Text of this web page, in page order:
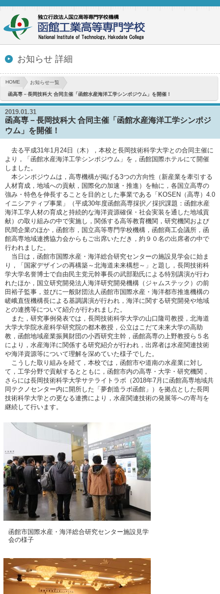
お知らせ 詳細
HOME お知らせ一覧
函高専－長岡技科大 合同主催「函館水産海洋工学シンポジウム」を開催！
2019.01.31
函高専－長岡技科大 合同主催「函館水産海洋工学シンポジ
ウム」を開催！
去る平成31年1月24日（木），本校と長岡技術科学大学との合同主催に
より，「函館水産海洋工学シンポジウム」を，函館国際ホテルにて開催
しました。
本シンポジウムは，高専機構が掲げる3つの方向性（新産業を牽引する
人材育成，地域への貢献，国際化の加速・推進）を軸に，各国立高専の
強み・特色を伸長することを目的とした事業である「KOSEN（高専）4.0
イニシアティブ事業」（平成30年度函館高専採択／採択課題：函館水産
海洋工学人材の育成と持続的な海洋資源確保・社会実装を通した地域貢
献）の取り組みの中で実施し，関係する高等教育機関，研究機関および
民間企業のほか，函館市，国立高等専門学校機構，函館商工会議所，函
館高専地域連携協力会からもご出席いただき，約９０名の出席者の中で
行われました。
当日は，函館市国際水産・海洋総合研究センターの施設見学会に始ま
り，「国家デザインの再構築～北海道未来構想～」と題し，長岡技術科
学大学名誉博士で自由民主党元幹事長の武部勤氏による特別講演が行わ
れたほか，国立研究開発法人海洋研究開発機構（ジャムステック）の前
田裕子監事，並びに一般財団法人函館市国際水産・海洋都市推進機構の
嵯峨直恆機構長による基調講演が行われ，海洋に関する研究開発や地域
との連携等について紹介が行われました。
また，研究事例発表では，長岡技術科学大学の山口隆司教授，北海道
大学大学院水産科学研究院の都木教授，公立はこだて未来大学の高助
教，函館地域産業振興財団の小西研究主幹，函館高専の上野教授ら５名
により，水産海洋に関係する研究紹介が行われ，出席者は水産関連技術
や海洋資源等について理解を深めていた様子でした。
こうした取り組みを経て，本校では，函館市や道南の水産業に対し
て，工学分野で貢献するとともに，函館市内の高専・大学・研究機関，
さらには長岡技術科学大学サテライトラボ（2018年7月に函館高専地域共
同テクノセンター内に開所した「夢創造ラボ函館」）を拠点とした長岡
技術科学大学との更なる連携により，水産関連技術の発展等への寄与を
継続して行います。
函館市国際水産・海洋総合研究センター施設見学
会の様子